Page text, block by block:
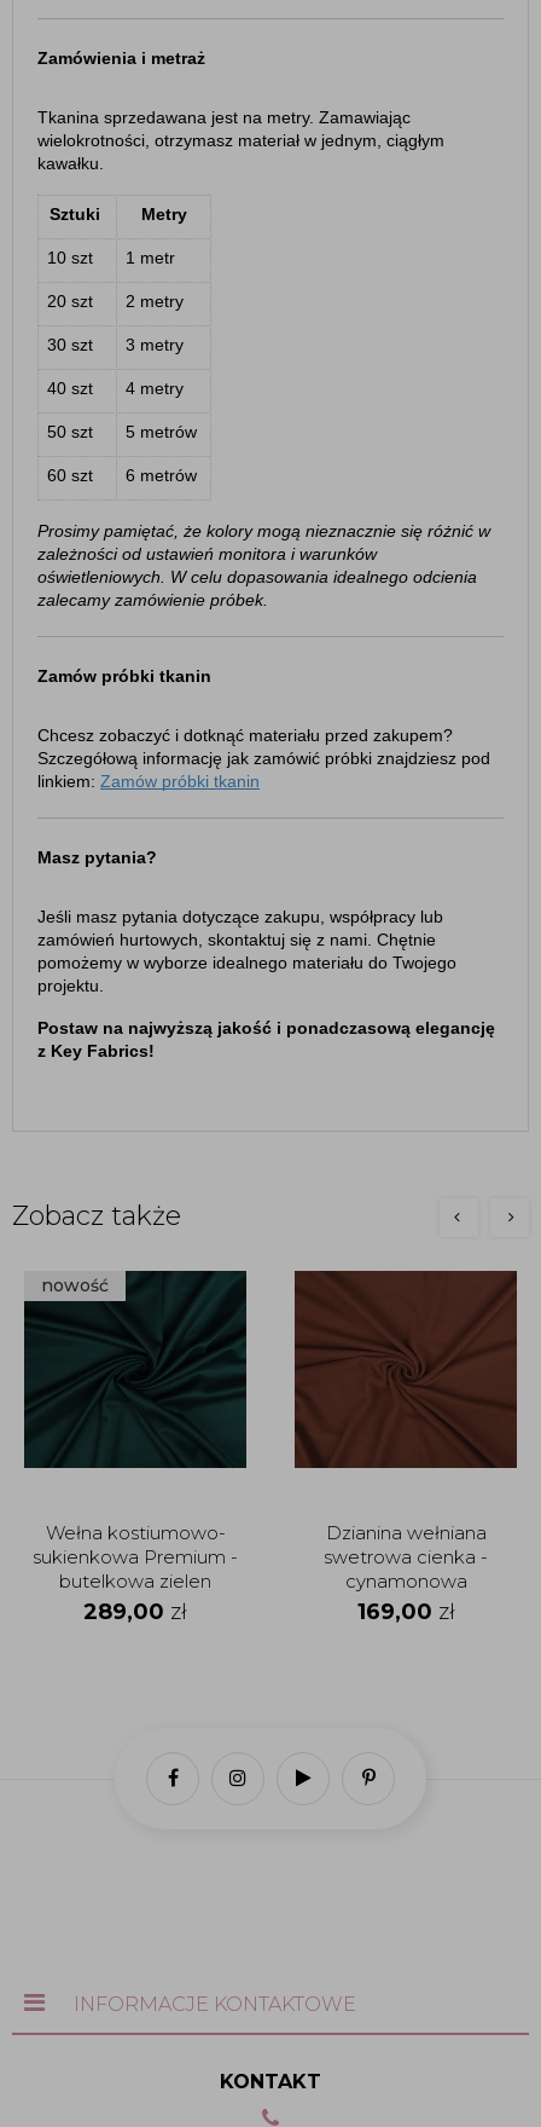
Zamówienia i metraż
Tkanina sprzedawana jest na metry. Zamawiając
wielokrotności, otrzymasz materiał w jednym, ciągłym
kawałku.
Sztuki Metry
10 szt 1 metr
20 szt 2 metry
30 szt 3 metry
40 szt 4 metry
50 szt 5 metrów
60 szt 6 metrów
Prosimy pamiętać, że kolory mogą nieznacznie się różnić w
zależności od ustawień monitora i warunków
oświetleniowych. W celu dopasowania idealnego odcienia
zalecamy zamówienie próbek.
Zamów próbki tkanin
Chcesz zobaczyć i dotknąć materiału przed zakupem?
Szczegółową informację jak zamówić próbki znajdziesz pod
linkiem: Zamów próbki tkanin
Masz pytania?
Jeśli masz pytania dotyczące zakupu, współpracy lub
zamówień hurtowych, skontaktuj się z nami. Chętnie
pomożemy w wyborze idealnego materiału do Twojego
projektu.
Postaw na najwyższą jakość i ponadczasową elegancję
z Key Fabrics!
Zobacz także
nowość
Wełna kostiumowo-
sukienkowa Premium -
butelkowa zielen
289,00 zł
Dzianina wełniana
swetrowa cienka -
cynamonowa
169,00 zł
INFORMACJE KONTAKTOWE
KONTAKT